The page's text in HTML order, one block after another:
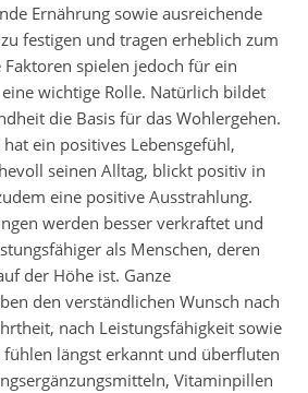
Ernährung sowie ausreichende
festigen und tragen erheblich zum
spielen jedoch für ein
wichtige Rolle. Natürlich bildet
die Basis für das Wohlergehen.
ein positives Lebensgefühl,
seinen Alltag, blickt positiv in
eine positive Ausstrahlung.
werden besser verkraftet und
als Menschen, deren
der Höhe ist. Ganze
den verständlichen Wunsch nach
nach Leistungsfähigkeit sowie
längst erkannt und überfluten
Vitaminpillen